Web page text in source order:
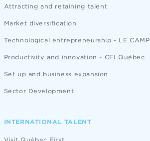
Attracting and retaining talent
Market diversification
Technological entrepreneurship - LE CAMP
Productivity and innovation - CEI Québec
Set up and business expansion
Sector Development
INTERNATIONAL TALENT